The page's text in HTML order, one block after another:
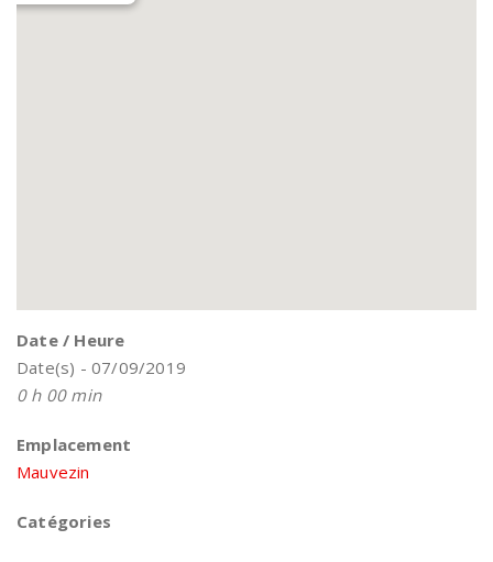
Date / Heure
Date(s) - 07/09/2019
0 h 00 min
Emplacement
Mauvezin
Catégories